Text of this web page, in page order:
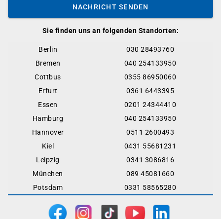
Sie finden uns an folgenden Standorten:
Berlin
030 28493760
Bremen
040 254133950
Cottbus
0355 86950060
Erfurt
0361 6443395
Essen
0201 24344410
Hamburg
040 254133950
Hannover
0511 2600493
Kiel
0431 55681231
Leipzig
0341 3086816
München
089 45081660
Potsdam
0331 58565280
NACHRICHT SENDEN